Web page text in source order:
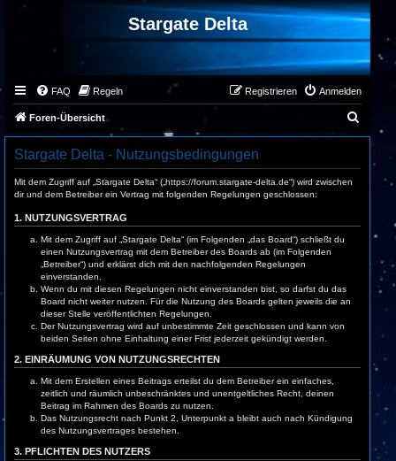
Stargate Delta
FAQ Regeln Anmelden
Registrieren
Foren-Übersicht
u
Stargate Delta - Nutzungsbedingungen
Mit dem Zugriff auf „Stargate Delta“ („https://forum.stargate-delta.de“) wird zwischen
dir und dem Betreiber ein Vertrag mit folgenden Regelungen geschlossen:
1. NUTZUNGSVERTRAG
Mit dem Zugriff auf „Stargate Delta“ (im Folgenden „das Board“) schließt du
einen Nutzungsvertrag mit dem Betreiber des Boards ab (im Folgenden
„Betreiber“) und erklärst dich mit den nachfolgenden Regelungen
einverstanden.
Wenn du mit diesen Regelungen nicht einverstanden bist, so darfst du das
Board nicht weiter nutzen. Für die Nutzung des Boards gelten jeweils die an
dieser Stelle veröffentlichten Regelungen.
Der Nutzungsvertrag wird auf unbestimmte Zeit geschlossen und kann von
beiden Seiten ohne Einhaltung einer Frist jederzeit gekündigt werden.
2. EINRÄUMUNG VON NUTZUNGSRECHTEN
Mit dem Erstellen eines Beitrags erteilst du dem Betreiber ein einfaches,
zeitlich und räumlich unbeschränktes und unentgeltliches Recht, deinen
Beitrag im Rahmen des Boards zu nutzen.
Das Nutzungsrecht nach Punkt 2, Unterpunkt a bleibt auch nach Kündigung
des Nutzungsvertrages bestehen.
3. PFLICHTEN DES NUTZERS